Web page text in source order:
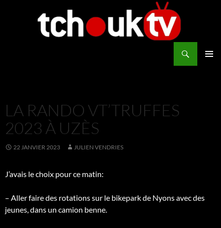
LA RANDO VT’TRUFFES
2023 À UZÈS
22 JANVIER 2023 JULIEN VENDRIES
J’avais le choix pour ce matin:
– Aller faire des rotations sur le bikepark de Nyons avec des
jeunes, dans un camion benne.